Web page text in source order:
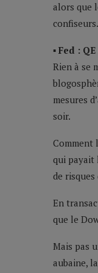
alors que
confiseurs.
▪ Fed :
Rien à se
mesures
soir.
Comment
qui payait
de
En
que le
Mais pas
aubaine,